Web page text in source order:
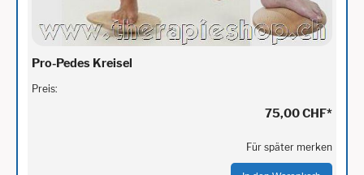
Pro-Pedes Kreisel
Preis:
75,00 CHF*
Für später merken